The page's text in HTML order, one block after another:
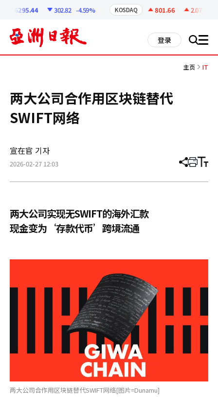
6295.44 302.82 -4.59% KOSDAQ 801.66 2.07
登录 搜 all
主页 IT
两大公司合作用区块链替代
SWIFT网络
宣在官 기자
2026-02-27 12:03 分
章
打 调
小
两大公司实现无SWIFT的海外汇款
现金变为‘存款代币’跨境流通
两大公司合作用区块链替代SWIFT网络[图片=Dunamu]